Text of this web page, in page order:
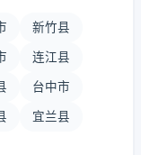
新竹县
连江县
台中市
宜兰县